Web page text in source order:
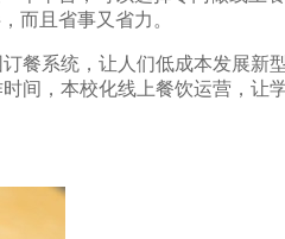
而且省事又省力。
餐系统，让人们低成本发展新
间，本校化线上餐饮运营，让